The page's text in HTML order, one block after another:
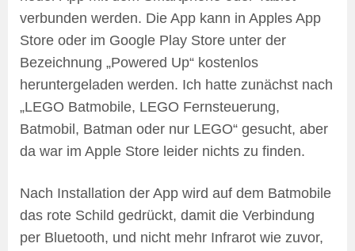
verbunden werden. Die App kann in Apples App
Store oder im Google Play Store unter der
Bezeichnung „Powered Up“ kostenlos
heruntergeladen werden. Ich hatte zunächst nach
„LEGO Batmobile, LEGO Fernsteuerung,
Batmobil, Batman oder nur LEGO“ gesucht, aber
da war im Apple Store leider nichts zu finden.
Nach Installation der App wird auf dem Batmobile
das rote Schild gedrückt, damit die Verbindung
per Bluetooth, und nicht mehr Infrarot wie zuvor,